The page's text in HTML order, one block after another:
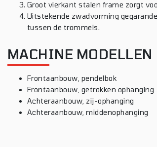
Groot vierkant stalen frame zorgt
Uitstekende zwadvorming
tussen de trommels.
MACHINE MODELLEN
Frontaanbouw, pendelbok
Frontaanbouw, getrokken ophanging
Achteraanbouw, zij-ophanging
Achteraanbouw, middenophanging